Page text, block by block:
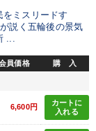
ミスリードす
説く五輪後の景気
...
員価格 購 入
6,600円
カートに
入れる